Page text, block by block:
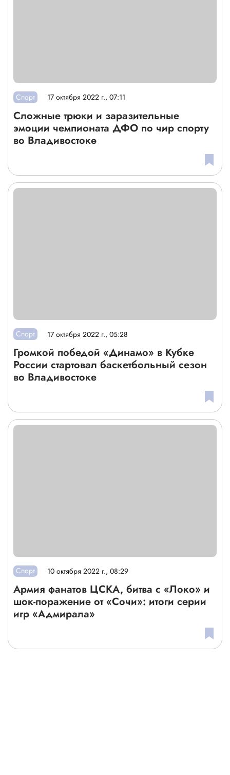
Спорт 17 октября 2022 г., 07:11
Сложные трюки и заразительные
эмоции чемпионата ДФО по чир спорту
во Владивостоке
Спорт 17 октября 2022 г., 05:28
Громкой победой «Динамо» в Кубке
России стартовал баскетбольный сезон
во Владивостоке
Спорт 10 октября 2022 г., 08:29
Армия фанатов ЦСКА, битва с «Локо» и
шок-поражение от «Сочи»: итоги серии
игр «Адмирала»